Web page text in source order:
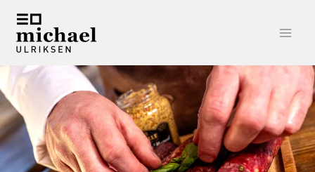
rett
innholdet